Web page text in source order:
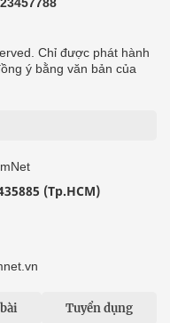
Chỉ được phát hành
ý bằng văn bản của
(Tp.HCM)
Tuyển dụng